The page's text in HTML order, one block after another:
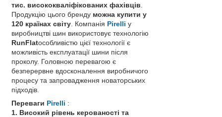
тис. висококваліфікованих фахівців
Продукцію цього бренду можна купити у
120 країнах світу . Компанія Pirelli у
виробництві шин використовує технологію
RunFlatособливістю цієї технології є
можливість експлуатації шини після
проколу. Головною перевагою є
безперервне вдосконалення виробничого
процесу та запровадження новаторських
підходів.
Переваги Pirelli :
1. Високий рівень керованості та